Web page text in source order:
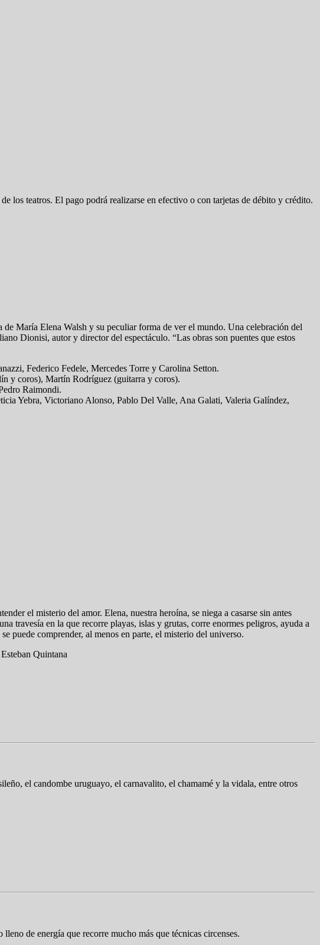
los teatros. El pago podrá realizarse en efectivo o con tarjetas de débito y crédito.
María Elena Walsh y su peculiar forma de ver el mundo. Una celebración del
Dionisi, autor y director del espectáculo. “Las obras son puentes que estos
Federico Fedele, Mercedes Torre y Carolina Setton.
y coros), Martín Rodríguez (guitarra y coros).
Raimondi.
Yebra, Victoriano Alonso, Pablo Del Valle, Ana Galati, Valeria Galíndez,
el misterio del amor. Elena, nuestra heroína, se niega a casarse sin antes
travesía en la que recorre playas, islas y grutas, corre enormes peligros, ayuda a
puede comprender, al menos en parte, el misterio del universo.
Quintana
el candombe uruguayo, el carnavalito, el chamamé y la vidala, entre otros
de energía que recorre mucho más que técnicas circenses.